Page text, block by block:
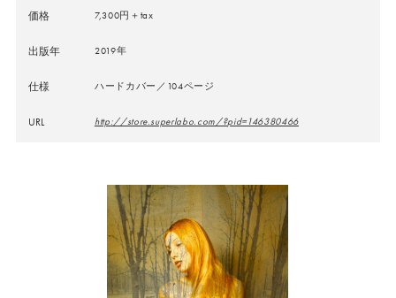
価格 7,300円＋tax
出版年 2019年
仕様 ハードカバー／104ページ
URL http://store.superlabo.com/?pid=146380466